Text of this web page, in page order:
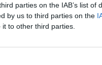
parties on the IAB’s list of
by us to third parties on the
to other third parties.